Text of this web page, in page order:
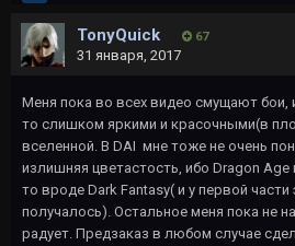
TonyQuick 67
31 января, 2017
Меня пока во всех видео смущают бои,
то слишком яркими и красочными(в
вселенной. В DAI мне тоже не очень
излишняя цветастость, ибо Dragon
то вроде Dark Fantasy( и у первой
получалось). Остальное меня пока не
радует. Предзаказ в любом случае